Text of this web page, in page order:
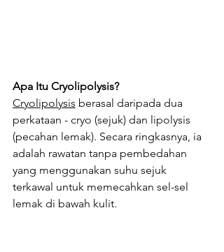
Apa Itu Cryolipolysis?
Cryolipolysis berasal daripada dua
perkataan - cryo (sejuk) dan lipolysis
(pecahan lemak). Secara ringkasnya, ia
adalah rawatan tanpa pembedahan
yang menggunakan suhu sejuk
terkawal untuk memecahkan sel-sel
lemak di bawah kulit.